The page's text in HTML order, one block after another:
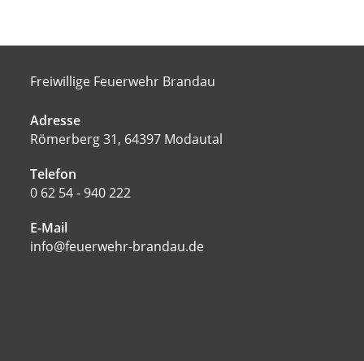
Freiwillige Feuerwehr Brandau
Adresse
Römerberg 31, 64397 Modautal
Telefon
0 62 54 - 940 222
E-Mail
info@feuerwehr-brandau.de